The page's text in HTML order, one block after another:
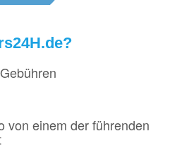
von einem der führenden